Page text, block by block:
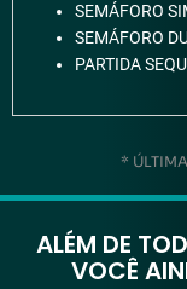
SEMÁFORO
SEMÁFORO
PARTIDA
*
ALÉM DE
VOCÊ